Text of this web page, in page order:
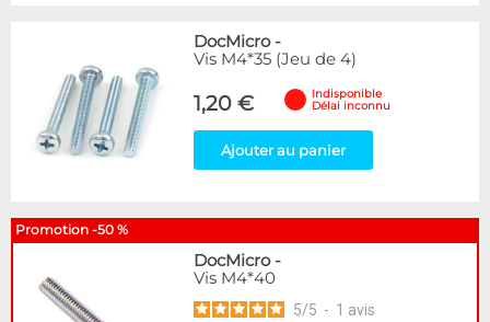
DocMicro-
Vis M4*35 (Jeu de 4)
1,20 €
Indisponible
Délai inconnu
Ajouter au panier
Promotion -50 %
DocMicro-
Vis M4*40
5/5 - 1 avis